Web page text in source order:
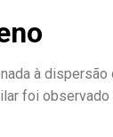
à
foi